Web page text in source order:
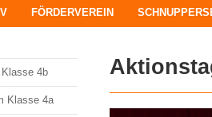
FÖRDERVEREIN
4b
Klasse 4a